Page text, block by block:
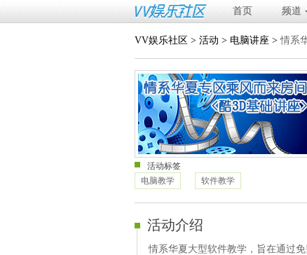
首页 频道
VV娱乐社区 > 活动 > 电脑讲座 >情系
活动标签
电脑教学
软件教学
活动介绍
情系华夏大型软件教学，旨在通过